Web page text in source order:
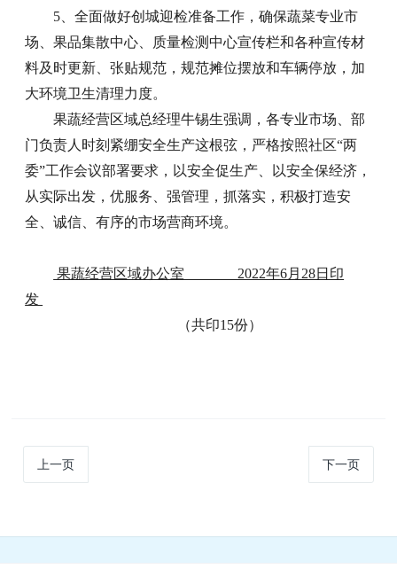
5、全面做好创城迎检准备工作，确保蔬菜专业市
场、果品集散中心、质量检测中心宣传栏和各种宣传材
料及时更新、张贴规范，规范摊位摆放和车辆停放，加
大环境卫生清理力度。
果蔬经营区域总经理牛锡生强调，各专业市场、部
门负责人时刻紧绷安全生产这根弦，严格按照社区“两
委”工作会议部署要求，以安全促生产、以安全保经济，
从实际出发，优服务、强管理，抓落实，积极打造安
全、诚信、有序的市场营商环境。
果蔬经营区域办公室 2022年6月28日印
发
（共印15份）
上一页 下一页